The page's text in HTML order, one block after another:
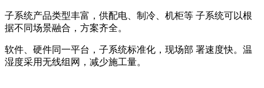
子系统产品类型丰富，供配电、制冷、机柜等 子系统可以根
据不同场景融合，方案齐全。
软件、硬件同一平台，子系统标准化，现场部 署速度快。温
湿度采用无线组网，减少施工量。